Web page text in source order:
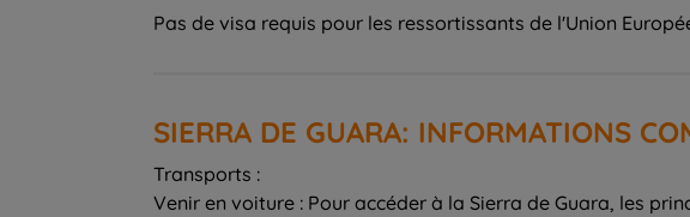
Pas de visa requis pour les ressortissants de l'Union
SIERRA DE GUARA: INFORMATIONS
Transports :
Venir en voiture : Pour accéder à la Sierra de Guara, les